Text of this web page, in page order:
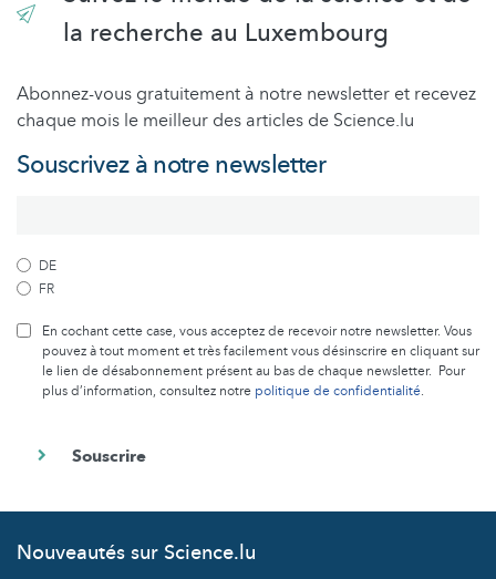
la recherche au Luxembourg
Abonnez-vous gratuitement à notre newsletter et recevez
chaque mois le meilleur des articles de Science.lu
Souscrivez à notre newsletter
DE
FR
En cochant cette case, vous acceptez de recevoir notre newsletter. Vous
pouvez à tout moment et très facilement vous désinscrire en cliquant sur
le lien de désabonnement présent au bas de chaque newsletter. Pour
plus d’information, consultez notre politique de confidentialité.
Nouveautés sur Science.lu